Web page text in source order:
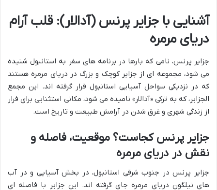
آشنایی با جزایر پرنس (آدالار): قلب آرام
دریای مرمره
جزایر پرنس، نامی که بارها در برنامه های سفر به استانبول شنیده
می شود، مجموعه ای از جزایر کوچک و بزرگ در دریای مرمره هستند
که در نزدیکی سواحل آسیایی استانبول قرار گرفته اند. این مجمع
الجزایر، که به ترکی «آدالار» نامیده می شود، مکانی استثنایی برای فرار
از زندگی شهری و غرق شدن در آرامش طبیعت و تاریخ است.
جزایر پرنس کجاست؟ موقعیت، فاصله و
نقش در دریای مرمره
جزایر پرنس در جنوب شرقی استانبول، در بخش آسیایی و در آب
های نیلگون دریای مرمره جای گرفته اند. این جزایر با فاصله ای